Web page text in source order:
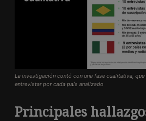
La investigación contó con una fase cualitativa,
entrevistar por cada país analizado
Principales